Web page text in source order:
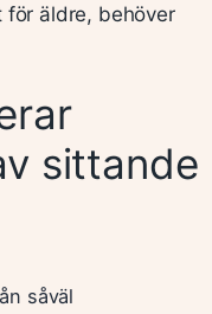
för äldre, behöver
sittande
såväl